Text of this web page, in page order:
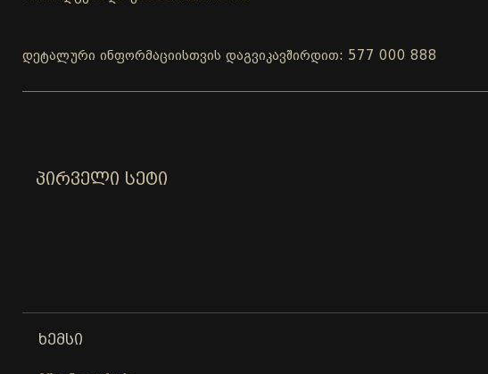
დეტალური ინფორმაციისთვის დაგვიკავშირდით: 577 000 888
ᲞᲘᲠᲕᲔᲚᲘ ᲡᲔᲢᲘ
ᲮᲔᲛᲡᲘ